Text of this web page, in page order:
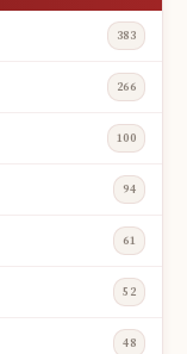
383
266
100
94
61
52
48